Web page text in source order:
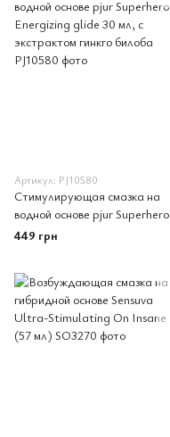
Артикул: PJ10580
Стимулирующая смазка на
водной основе pjur Superhero
Energizing glide 30 мл, с
экстрактом гинкго билоба
449 грн